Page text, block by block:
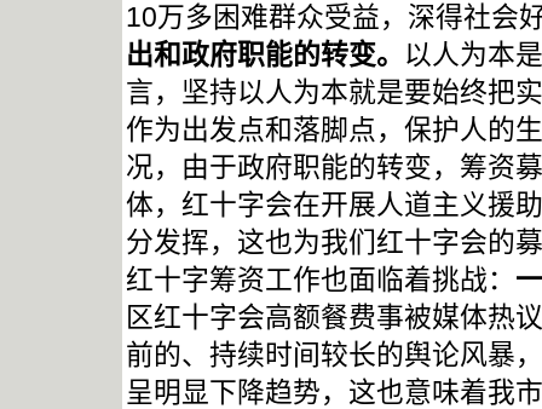
10万多困难群众受益，深得社会
出和政府职能的转变。 以人为本
言，坚持以人为本就是要始终把
作为出发点和落脚点，保护人的
况，由于政府职能的转变，筹资
体，红十字会在开展人道主义援
分发挥，这也为我们红十字会的
红十字筹资工作也面临着挑战：
区红十字会高额餐费事被媒体热
前的、持续时间较长的舆论风暴
呈明显下降趋势，这也意味着我